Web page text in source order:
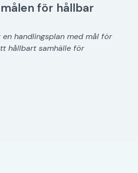
för hållbar
handlingsplan med mål för
hållbart samhälle för